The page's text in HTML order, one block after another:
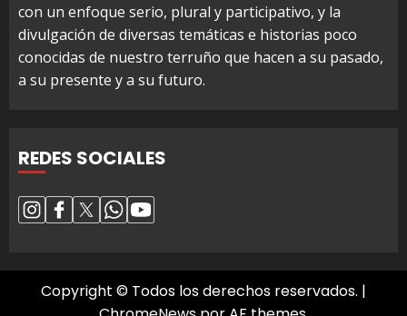
con un enfoque serio, plural y participativo, y la
divulgación de diversas temáticas e historias poco
conocidas de nuestro terruño que hacen a su pasado,
a su presente y a su futuro.
REDES SOCIALES
Copyright © Todos los derechos reservados. |